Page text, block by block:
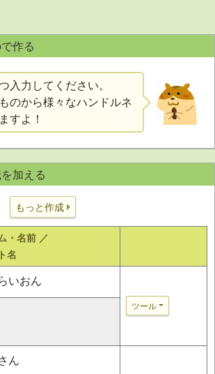
作る
入力してください。
のから様々なハンドルネ
すよ！
加える
もっと作成
・名前 ／
名
いおん
ツール
ん